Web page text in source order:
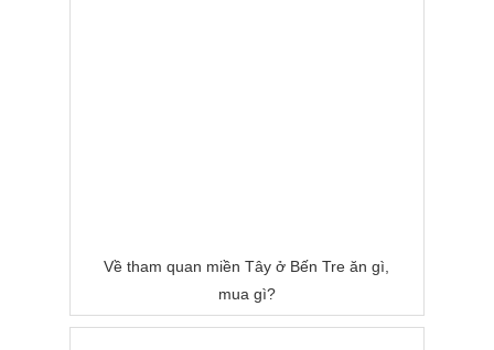
Về tham quan miền Tây ở Bến Tre ăn gì,
mua gì?